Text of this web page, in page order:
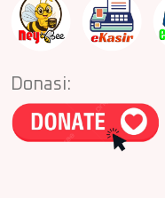
Donasi: